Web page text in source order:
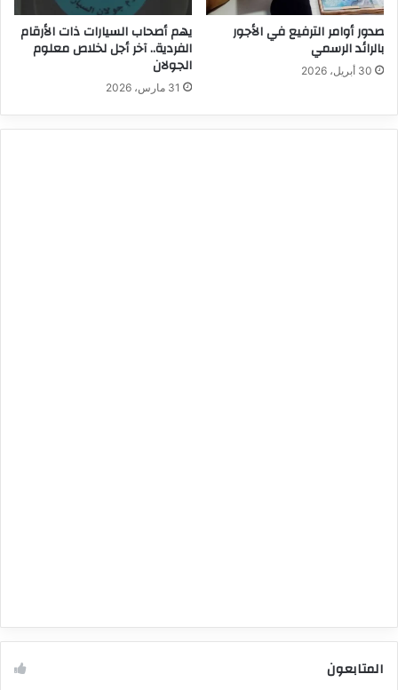
صدور أوامر الترفيع في الأجور
بالرائد الرسمي
30 أبريل، 2026
يهم أصحاب السيارات ذات الأرقام
الفردية.. آخر أجل لخلاص معلوم
الجولان
31 مارس، 2026
المتابعون